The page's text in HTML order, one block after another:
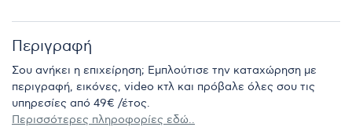
Περιγραφή
Σου ανήκει η επιχείρηση; Εμπλούτισε την καταχώρηση με
περιγραφή, εικόνες, video κτλ και πρόβαλε όλες σου τις
υπηρεσίες από 49€ /έτος.
Περισσότερες πληροφορίες εδώ..